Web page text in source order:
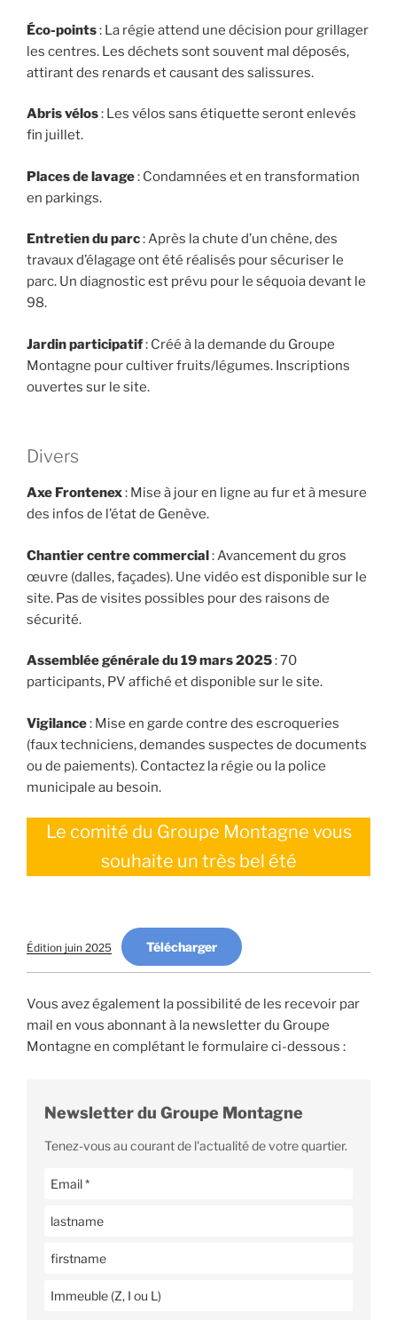
Éco-points: La régie attend une décision pour grillager
les centres. Les déchets sont souvent mal déposés,
attirant des renards et causant des salissures.
Abris vélos: Les vélos sans étiquette seront enlevés
fin juillet.
Places de lavage: Condamnées et en transformation
en parkings.
Entretien du parc: Après la chute d’un chêne, des
travaux d’élagage ont été réalisés pour sécuriser le
parc. Un diagnostic est prévu pour le séquoia devant le
98.
Jardin participatif: Créé à la demande du Groupe
Montagne pour cultiver fruits/légumes. Inscriptions
ouvertes sur le site.
Divers
Axe Frontenex: Mise à jour en ligne au fur et à mesure
des infos de l’état de Genève.
Chantier centre commercial: Avancement du gros
œuvre (dalles, façades). Une vidéo est disponible sur le
site. Pas de visites possibles pour des raisons de
sécurité.
Assemblée générale du 19 mars 2025: 70
participants, PV affiché et disponible sur le site.
Vigilance: Mise en garde contre des escroqueries
(faux techniciens, demandes suspectes de documents
ou de paiements). Contactez la régie ou la police
municipale au besoin.
Le comité du Groupe Montagne vous
souhaite un très bel été
Édition juin 2025 Télécharger
Vous avez également la possibilité de les recevoir par
mail en vous abonnant à la newsletter du Groupe
Montagne en complétant le formulaire ci-dessous :
Newsletter du Groupe Montagne
Tenez-vous au courant de l'actualité de votre quartier.